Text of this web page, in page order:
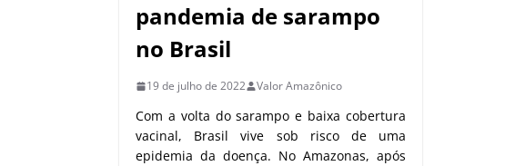
pandemia de sarampo
no Brasil
19 de julho de 2022 Valor Amazônico
Com a volta do sarampo e baixa cobertura
vacinal, Brasil vive sob risco de uma
epidemia da doença. No Amazonas, após